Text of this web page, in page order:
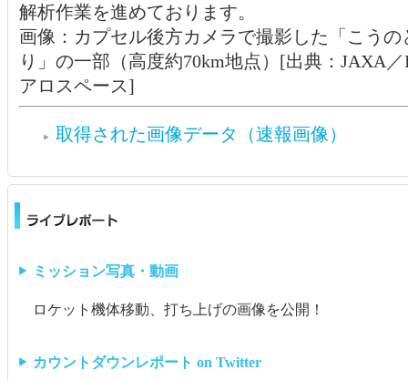
解析作業を進めております。
画像：カプセル後方カメラで撮影した「こうの
り」の一部（高度約70km地点）[出典：JAXA
アロスペース]
取得された画像データ（速報画像）
ミッション写真・動画
ロケット機体移動、打ち上げの画像を公開！
カウントダウンレポート on Twitter